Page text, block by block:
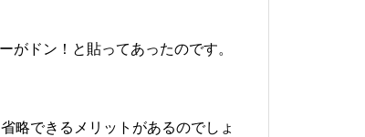
がドン！と貼ってあったのです。
略できるメリットがあるのでしょ